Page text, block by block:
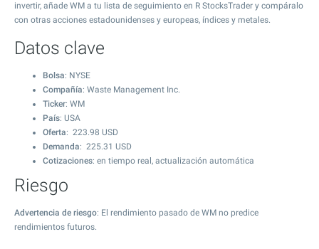
invertir, añade WM a tu lista de seguimiento en R StocksTrader y compáralo
con otras acciones estadounidenses y europeas, índices y metales.
Datos clave
Bolsa: NYSE
Compañía: Waste Management Inc.
Ticker: WM
País: USA
Oferta: 223.98 USD
Demanda: 225.31 USD
Cotizaciones: en tiempo real, actualización automática
Riesgo
Advertencia de riesgo: El rendimiento pasado de WM no predice
rendimientos futuros.